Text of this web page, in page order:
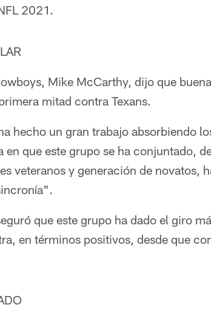
2021.
Mike McCarthy, dijo que
mitad contra Texans.
hecho un gran trabajo absorbiendo
que este grupo se ha conjuntado,
veteranos y generación de novatos,
que este grupo ha dado el giro
en términos positivos, desde que